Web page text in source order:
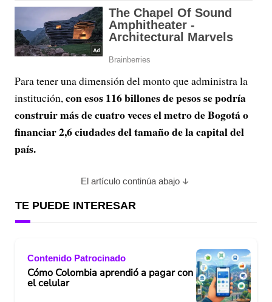
Para tener una dimensión del monto que administra la
institución,con esos 116 billones de pesos se podría
construir más de cuatro veces el metro de Bogotá o
financiar 2,6 ciudades del tamaño de la capital del
país.
El artículo continúa abajo
TE PUEDE INTERESAR
Contenido Patrocinado
Cómo Colombia aprendió a pagar con
el celular